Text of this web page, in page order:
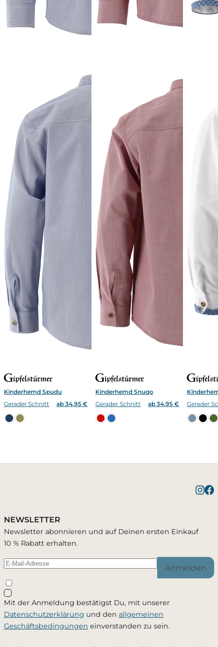
Kinderhemd Spudu
Gerader Schnitt
ab 34,95 €
Kinderhemd Snuqo
Gerader Schnitt
ab 34,95 €
Gerader
Warenkorb ansehen
Du wirst per E-Mail benachrichtigt, sobald der
Artikel wieder verfügbar ist.
Ja, ich möchte - jederzeit widerruflich - per Mail
informiert werden, sobald dieses Produkt wieder
verfügbar ist. Meine Mailadresse wird ausschließlich
NEWSLETTER
Newsletter abonnieren und auf Deinen ersten Einkauf
10 % Rabatt erhalten.
Anmelden
Mit der Anmeldung bestätigst Du, mit unserer
Datenschutzerklärung und den allgemeinen
Geschäftsbedingungen einverstanden zu sein.